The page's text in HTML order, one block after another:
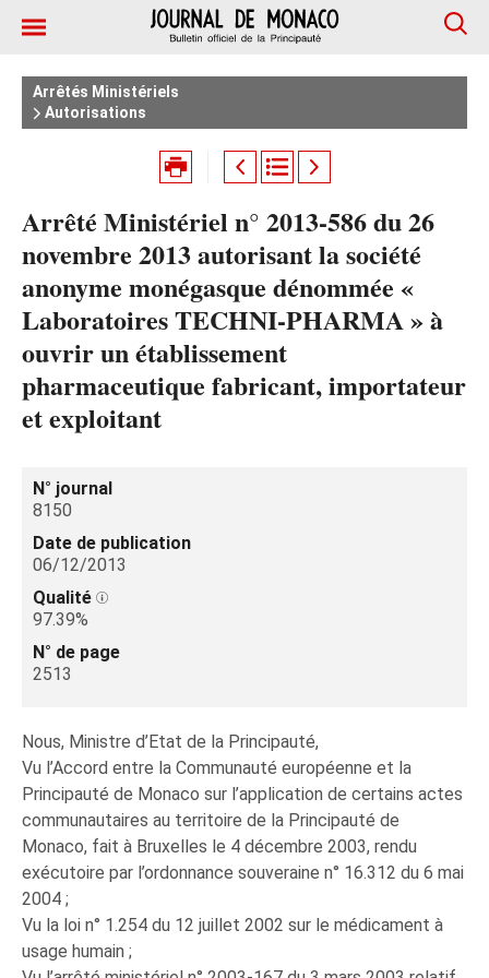
Arrêtés Ministériels
Autorisations
Arrêté Ministériel n° 2013-586 du 26
novembre 2013 autorisant la société
anonyme monégasque dénommée «
Laboratoires TECHNI-PHARMA » à
ouvrir un établissement
pharmaceutique fabricant, importateur
et exploitant
N° journal
8150
Date de publication
06/12/2013
Qualité
97.39%
N° de page
2513
Nous, Ministre d’Etat de la Principauté,
Vu l’Accord entre la Communauté européenne et la
Principauté de Monaco sur l’application de certains actes
communautaires au territoire de la Principauté de
Monaco, fait à Bruxelles le 4 décembre 2003, rendu
exécutoire par l’ordonnance souveraine n° 16.312 du 6 mai
2004 ;
Vu la loi n° 1.254 du 12 juillet 2002 sur le médicament à
usage humain ;